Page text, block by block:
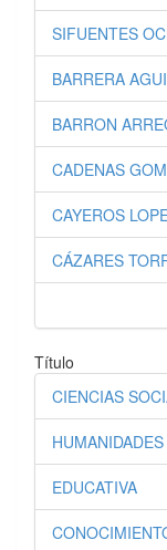
SIFUENTES
BARRERA
BARRON
CADENAS
CAYEROS
CÁZARES
Título
CIENCIAS
EDUCATIVA